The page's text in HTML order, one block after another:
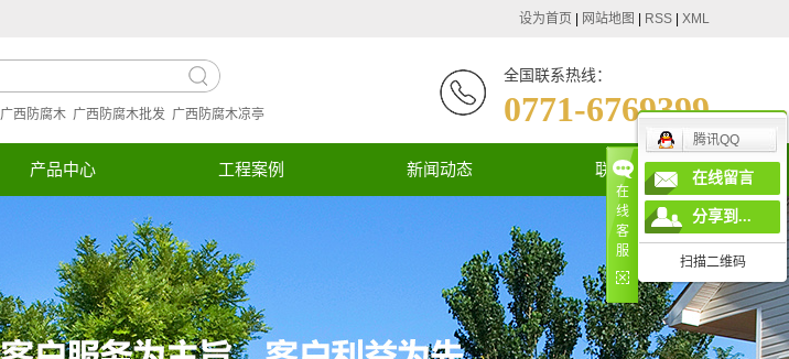
设为首页 网站地图 RSS XML
广西防腐木 广西防腐木批发 广西防腐木凉亭
全国联系热线：
0771-6769399
产品中心
防腐木材
炭化木材
欧松板
进口芬兰木
工程案例
工程案例
新闻动态
行业新闻
技术知识
联系我们
在
线
客
服
腾讯QQ
在线留言
分享到...
扫描二维码